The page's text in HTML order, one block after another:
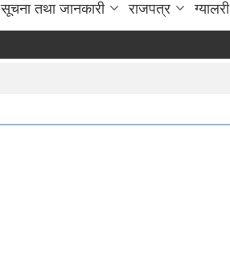
सूचना तथा जानकारी राजपत्र ग्यालरी